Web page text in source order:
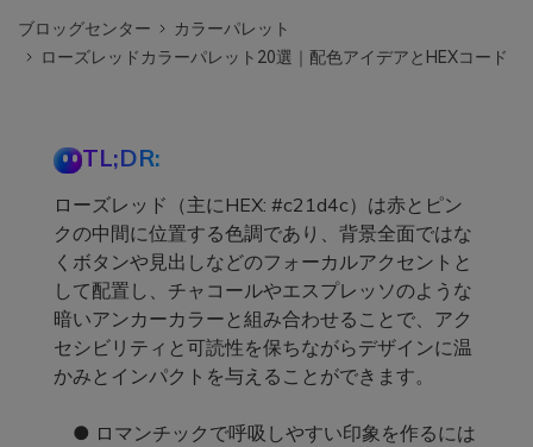
ブロッグセンター
カラーパレット
ローズレッドカラーパレット20選｜配色アイデアとHEXコード
TL;DR:
ローズレッド（主にHEX: #c21d4c）は赤とピン
クの中間に位置する色調であり、背景全面ではな
くボタンや見出しなどのフォーカルアクセントと
して配置し、チャコールやエスプレッソのような
暗いアンカーカラーと組み合わせることで、アク
セシビリティと可読性を保ちながらデザインに温
かみとインパクトを与えることができます。
● ロマンチックで呼吸しやすい印象を作るには